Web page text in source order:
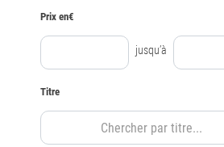
Prix en€
jusqu’à
Titre